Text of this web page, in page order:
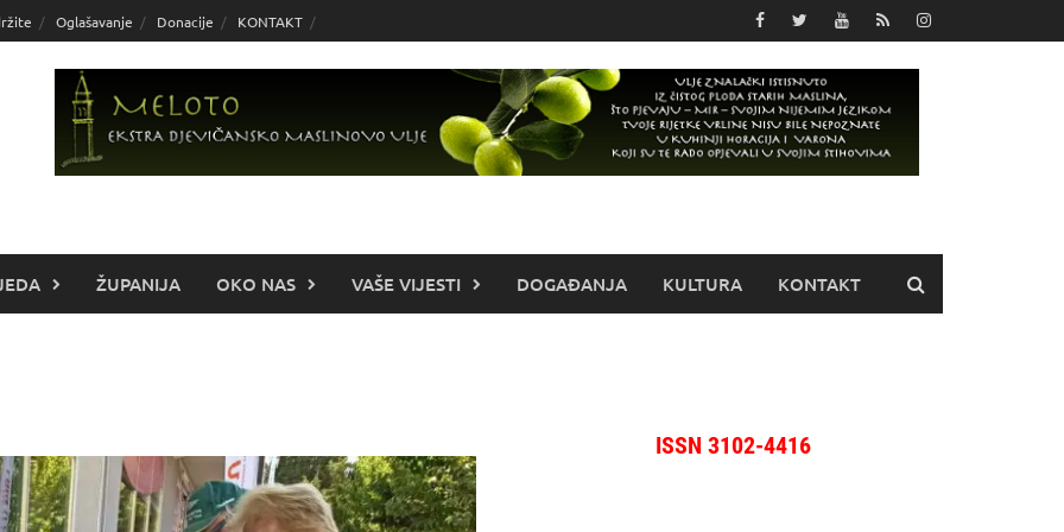
Oglašavanje Donacije KONTAKT
ŽUPANIJA OKO NAS VAŠE VIJESTI DOGAĐANJA KULTURA KONTAKT
ISSN 3102-4416